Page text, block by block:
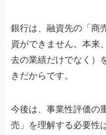
銀行は、融資先の「商
資ができません。本来
去の業績だけでなく）
きだからです。
今後は、事業性評価の
売」を理解する必要性